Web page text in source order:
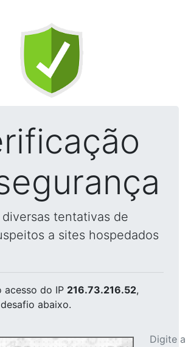
tentativas de
a sites hospedados
acesso do IP 216.73.216.52,
abaixo.
Digite